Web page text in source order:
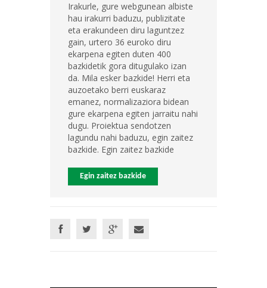
Irakurle, gure webgunean albiste
hau irakurri baduzu, publizitate
eta erakundeen diru laguntzez
gain, urtero 36 euroko diru
ekarpena egiten duten 400
bazkidetik gora ditugulako izan
da. Mila esker bazkide! Herri eta
auzoetako berri euskaraz
emanez, normalizaziora bidean
gure ekarpena egiten jarraitu nahi
dugu. Proiektua sendotzen
lagundu nahi baduzu, egin zaitez
bazkide. Egin zaitez bazkide
Egin zaitez bazkide